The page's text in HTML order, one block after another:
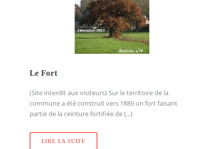
Le Fort
(Site interdit aux visiteurs) Sur le territoire de la
commune a été construit vers 1889 un fort faisant
partie de la ceinture fortifiée de (...)
LIRE LA SUITE